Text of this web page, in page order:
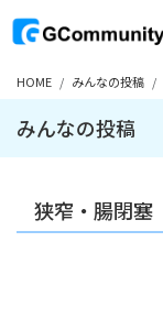
HOME みんなの投稿
みんなの投稿
狭窄・腸閉塞